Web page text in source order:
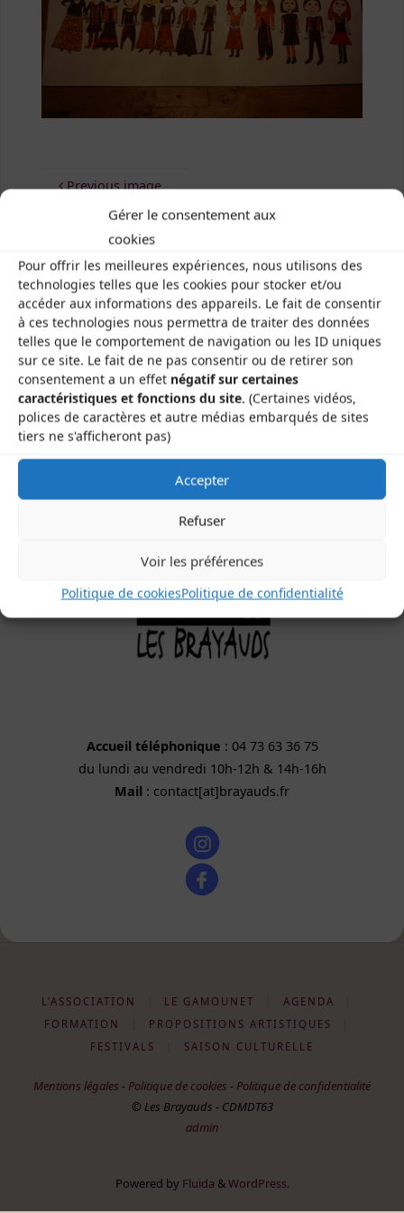
Gérer le consentement aux
cookies
Pour offrir les meilleures expériences, nous utilisons des
technologies telles que les cookies pour stocker et/ou
accéder aux informations des appareils. Le fait de consentir
à ces technologies nous permettra de traiter des données
telles que le comportement de navigation ou les ID uniques
sur ce site. Le fait de ne pas consentir ou de retirer son
consentement a un effet négatif sur certaines
caractéristiques et fonctions du site. (Certaines vidéos,
polices de caractères et autre médias embarqués de sites
tiers ne s'afficheront pas)
Accepter
Refuser
Voir les préférences
Politique de cookiesPolitique de confidentialité
Previous image
Next image
Les Brayauds-CDMDT63
Le Gamounet
40 rue de la République
63200 Saint-Bonnet-près-Riom
Accueil téléphonique : 04 73 63 36 75
du lundi au vendredi 10h-12h & 14h-16h
Mail : contact[at]brayauds.fr
L’ASSOCIATION LE GAMOUNET AGENDA
FORMATION
PROPOSITIONS ARTISTIQUES
FESTIVALS
SAISON CULTURELLE
Mentions légales - Politique de cookies - Politique de confidentialité
© Les Brayauds - CDMDT63
admin
Powered byFluida &WordPress.